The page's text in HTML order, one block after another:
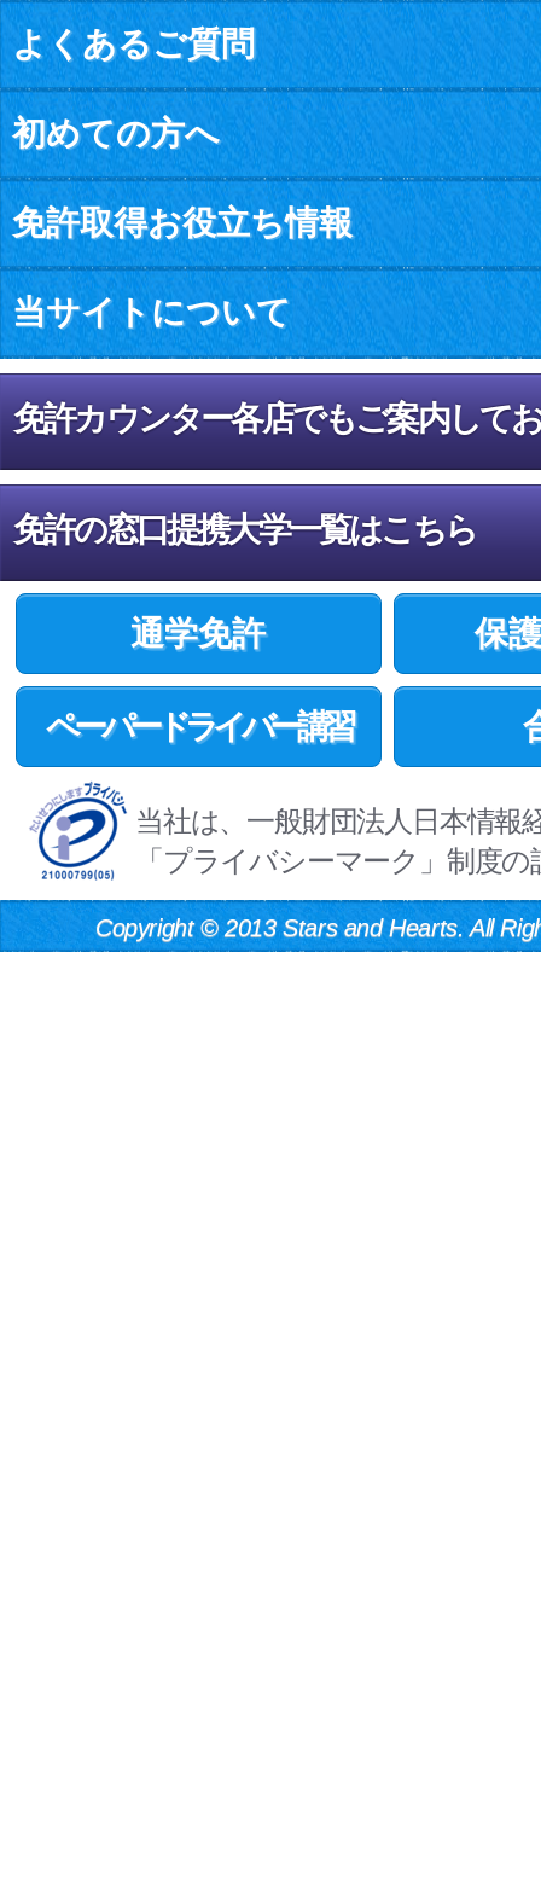
よくあるご質問
初めての方へ
免許取得お役立ち情報
当サイトについて
免許カウンター各店でもご案内して
免許の窓口提携大学一覧はこちら
通学免許
ペーパードライバー講習
保
当社は、一般財団法人日本情報
「プライバシーマーク」制度
Copyright©2013 Stars and Hearts. All